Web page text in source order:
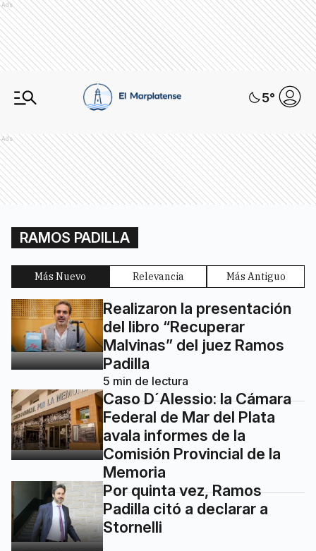
Ads
5°
Ads
RAMOS PADILLA
Más Nuevo Relevancia Más Antiguo
Realizaron la presentación
del libro “Recuperar
Malvinas” del juez Ramos
Padilla
5 min de lectura
Caso D´Alessio: la Cámara
Federal de Mar del Plata
avala informes de la
Comisión Provincial de la
Memoria
Por quinta vez, Ramos
Padilla citó a declarar a
Stornelli